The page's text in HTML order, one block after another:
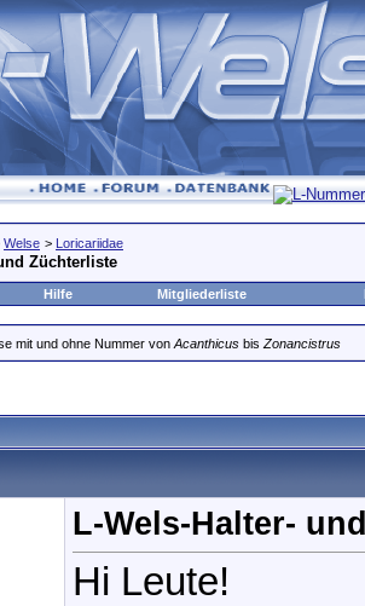
Welse > Loricariidae
Züchterliste
Hilfe Mitgliederliste
mit und ohne Nummer von Acanthicus bis Zonancistrus
L-Wels-Halter-
Hi Leute!